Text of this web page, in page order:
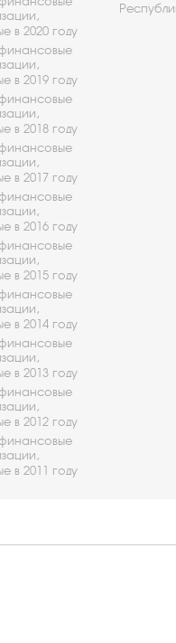
в 2020 году
в 2019 году
в 2018 году
в 2017 году
в 2016 году
в 2015 году
в 2014 году
в 2013 году
в 2012 году
в 2011 году